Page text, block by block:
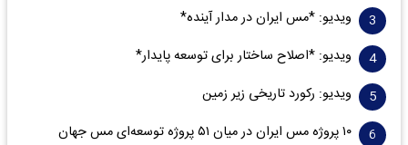
ویدیو: *مس ایران در مدار آینده*
ویدیو: *اصلاح ساختار برای توسعه پایدار*
ویدیو: رکورد تاریخی زیر زمین
۱۰ پروژه مس ایران در میان ۵۱ پروژه توسعه‌ای مس جهان